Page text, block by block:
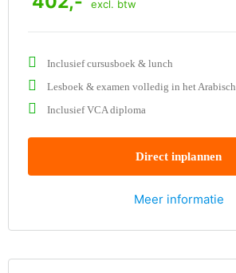
excl. btw
Inclusief cursusboek & lunch
Lesboek & examen volledig in het Arabisch
Inclusief VCA diploma
Direct inplannen
Meer informatie